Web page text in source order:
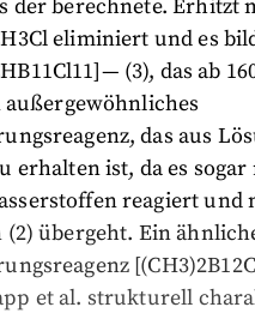
der berechnete. Erhitzt
eliminiert und es
(3), das ab
außergewöhnliches
das aus
erhalten ist, da es
reagiert und
übergeht. Ein
et al. strukturell